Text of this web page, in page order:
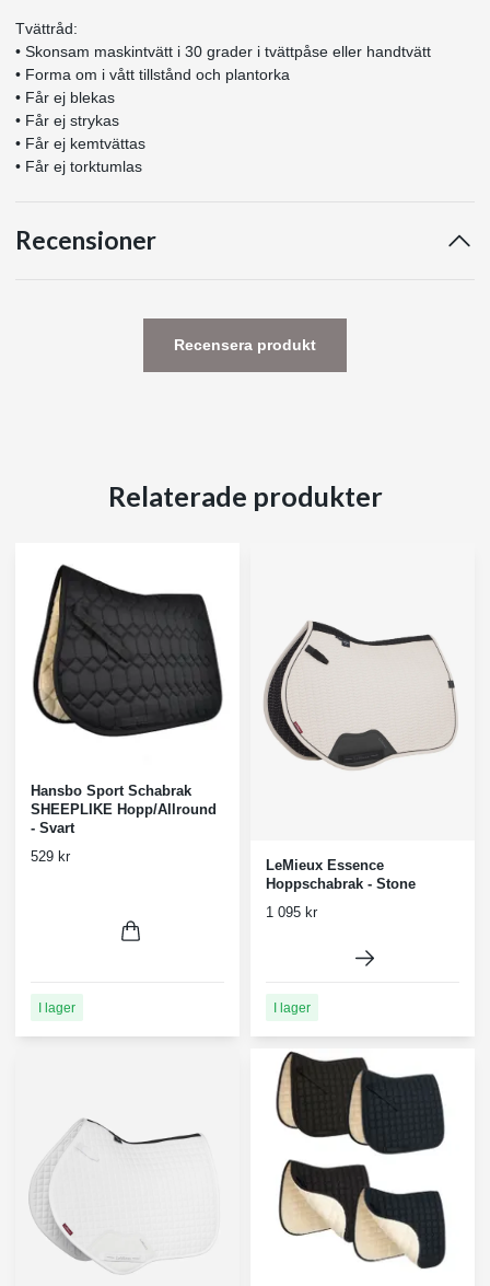
Tvättråd:
• Skonsam maskintvätt i 30 grader i tvättpåse eller handtvätt
• Forma om i vått tillstånd och plantorka
• Får ej blekas
• Får ej strykas
• Får ej kemtvättas
• Får ej torktumlas
Recensioner
Recensera produkt
Relaterade produkter
Hansbo Sport Schabrak
SHEEPLIKE Hopp/Allround
- Svart
529 kr
I lager
LeMieux Essence
Hoppschabrak - Stone
1 095 kr
I lager